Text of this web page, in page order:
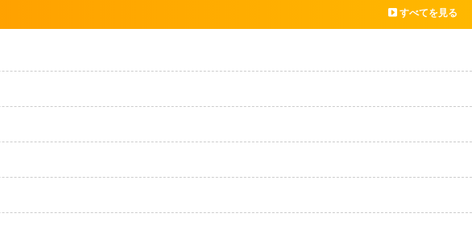
すべてを見る